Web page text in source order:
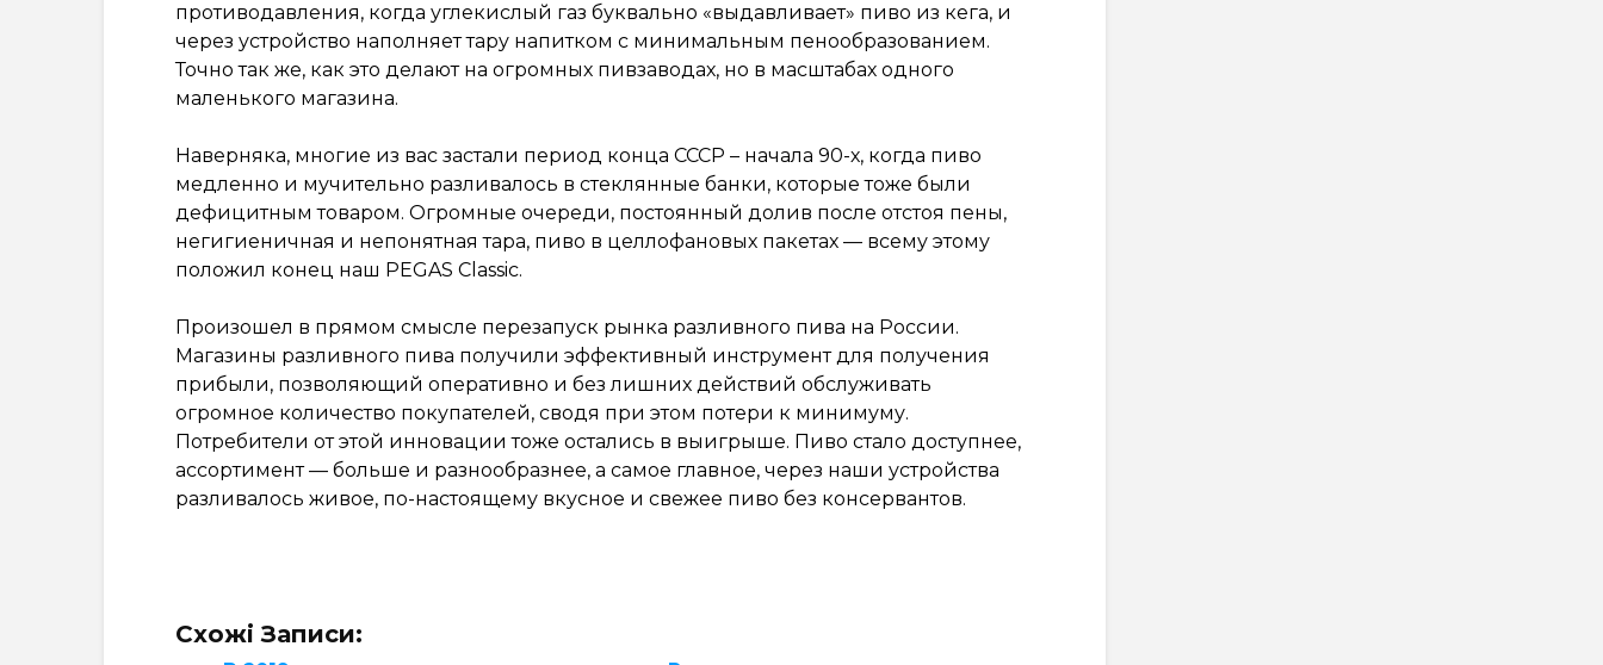
противодавления, когда углекислый газ буквально «выдавливает» пиво из кега, и
через устройство наполняет тару напитком с минимальным пенообразованием.
Точно так же, как это делают на огромных пивзаводах, но в масштабах одного
маленького магазина.
Наверняка, многие из вас застали период конца СССР – начала 90-х, когда пиво
медленно и мучительно разливалось в стеклянные банки, которые тоже были
дефицитным товаром. Огромные очереди, постоянный долив после отстоя пены,
негигиеничная и непонятная тара, пиво в целлофановых пакетах — всему этому
положил конец наш PEGAS Classic.
Произошел в прямом смысле перезапуск рынка разливного пива на России.
Магазины разливного пива получили эффективный инструмент для получения
прибыли, позволяющий оперативно и без лишних действий обслуживать
огромное количество покупателей, сводя при этом потери к минимуму.
Потребители от этой инновации тоже остались в выигрыше. Пиво стало доступнее,
ассортимент — больше и разнообразнее, а самое главное, через наши устройства
разливалось живое, по-настоящему вкусное и свежее пиво без консервантов.
Схожі Записи: